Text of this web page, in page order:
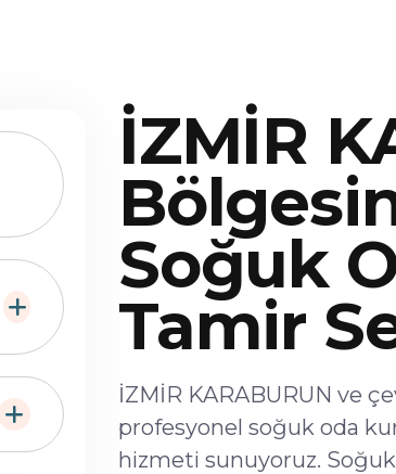
İZMİR
Soğuk
Tamir
İZMİR KARABURUN ve
profesyonel soğuk oda
hizmeti sunuyoruz. Soğuk